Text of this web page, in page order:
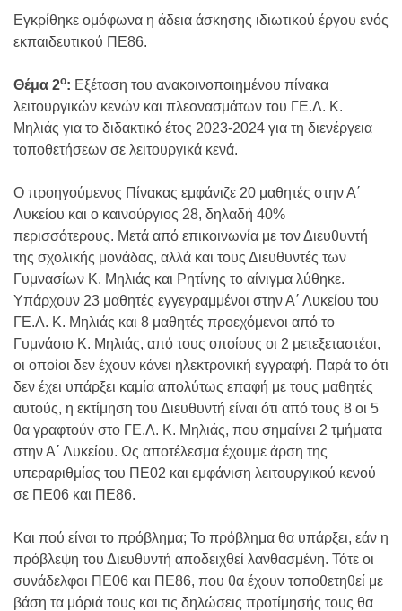
Εγκρίθηκε ομόφωνα η άδεια άσκησης ιδιωτικού έργου ενός
εκπαιδευτικού ΠΕ86.
Θέμα 2ο: Εξέταση του ανακοινοποιημένου πίνακα
λειτουργικών κενών και πλεονασμάτων του ΓΕ.Λ. Κ.
Μηλιάς για το διδακτικό έτος 2023-2024 για τη διενέργεια
τοποθετήσεων σε λειτουργικά κενά.
Ο προηγούμενος Πίνακας εμφάνιζε 20 μαθητές στην Α΄
Λυκείου και ο καινούργιος 28, δηλαδή 40%
περισσότερους. Μετά από επικοινωνία με τον Διευθυντή
της σχολικής μονάδας, αλλά και τους Διευθυντές των
Γυμνασίων Κ. Μηλιάς και Ρητίνης το αίνιγμα λύθηκε.
Υπάρχουν 23 μαθητές εγγεγραμμένοι στην Α΄ Λυκείου του
ΓΕ.Λ. Κ. Μηλιάς και 8 μαθητές προεχόμενοι από το
Γυμνάσιο Κ. Μηλιάς, από τους οποίους οι 2 μετεξεταστέοι,
οι οποίοι δεν έχουν κάνει ηλεκτρονική εγγραφή. Παρά το ότι
δεν έχει υπάρξει καμία απολύτως επαφή με τους μαθητές
αυτούς, η εκτίμηση του Διευθυντή είναι ότι από τους 8 οι 5
θα γραφτούν στο ΓΕ.Λ. Κ. Μηλιάς, που σημαίνει 2 τμήματα
στην Α΄ Λυκείου. Ως αποτέλεσμα έχουμε άρση της
υπεραριθμίας του ΠΕ02 και εμφάνιση λειτουργικού κενού
σε ΠΕ06 και ΠΕ86.
Και πού είναι το πρόβλημα; Το πρόβλημα θα υπάρξει, εάν η
πρόβλεψη του Διευθυντή αποδειχθεί λανθασμένη. Τότε οι
συνάδελφοι ΠΕ06 και ΠΕ86, που θα έχουν τοποθετηθεί με
βάση τα μόριά τους και τις δηλώσεις προτίμησής τους θα